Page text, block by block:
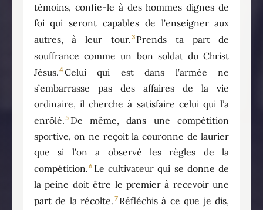
témoins, confie-le à des hommes dignes de
foi qui seront capables de l’enseigner aux
autres, à leur tour.3 Prends ta part de
souffrance comme un bon soldat du Christ
Jésus.4 Celui qui est dans l’armée ne
s’embarrasse pas des affaires de la vie
ordinaire, il cherche à satisfaire celui qui l’a
enrôlé.5 De même, dans une compétition
sportive, on ne reçoit la couronne de laurier
que si l’on a observé les règles de la
compétition.6 Le cultivateur qui se donne de
la peine doit être le premier à recevoir une
part de la récolte. 7 Réfléchis à ce que je dis,